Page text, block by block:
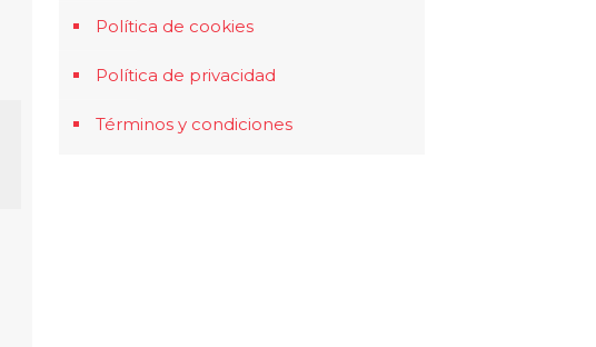
Política de cookies
Política de privacidad
Términos y condiciones